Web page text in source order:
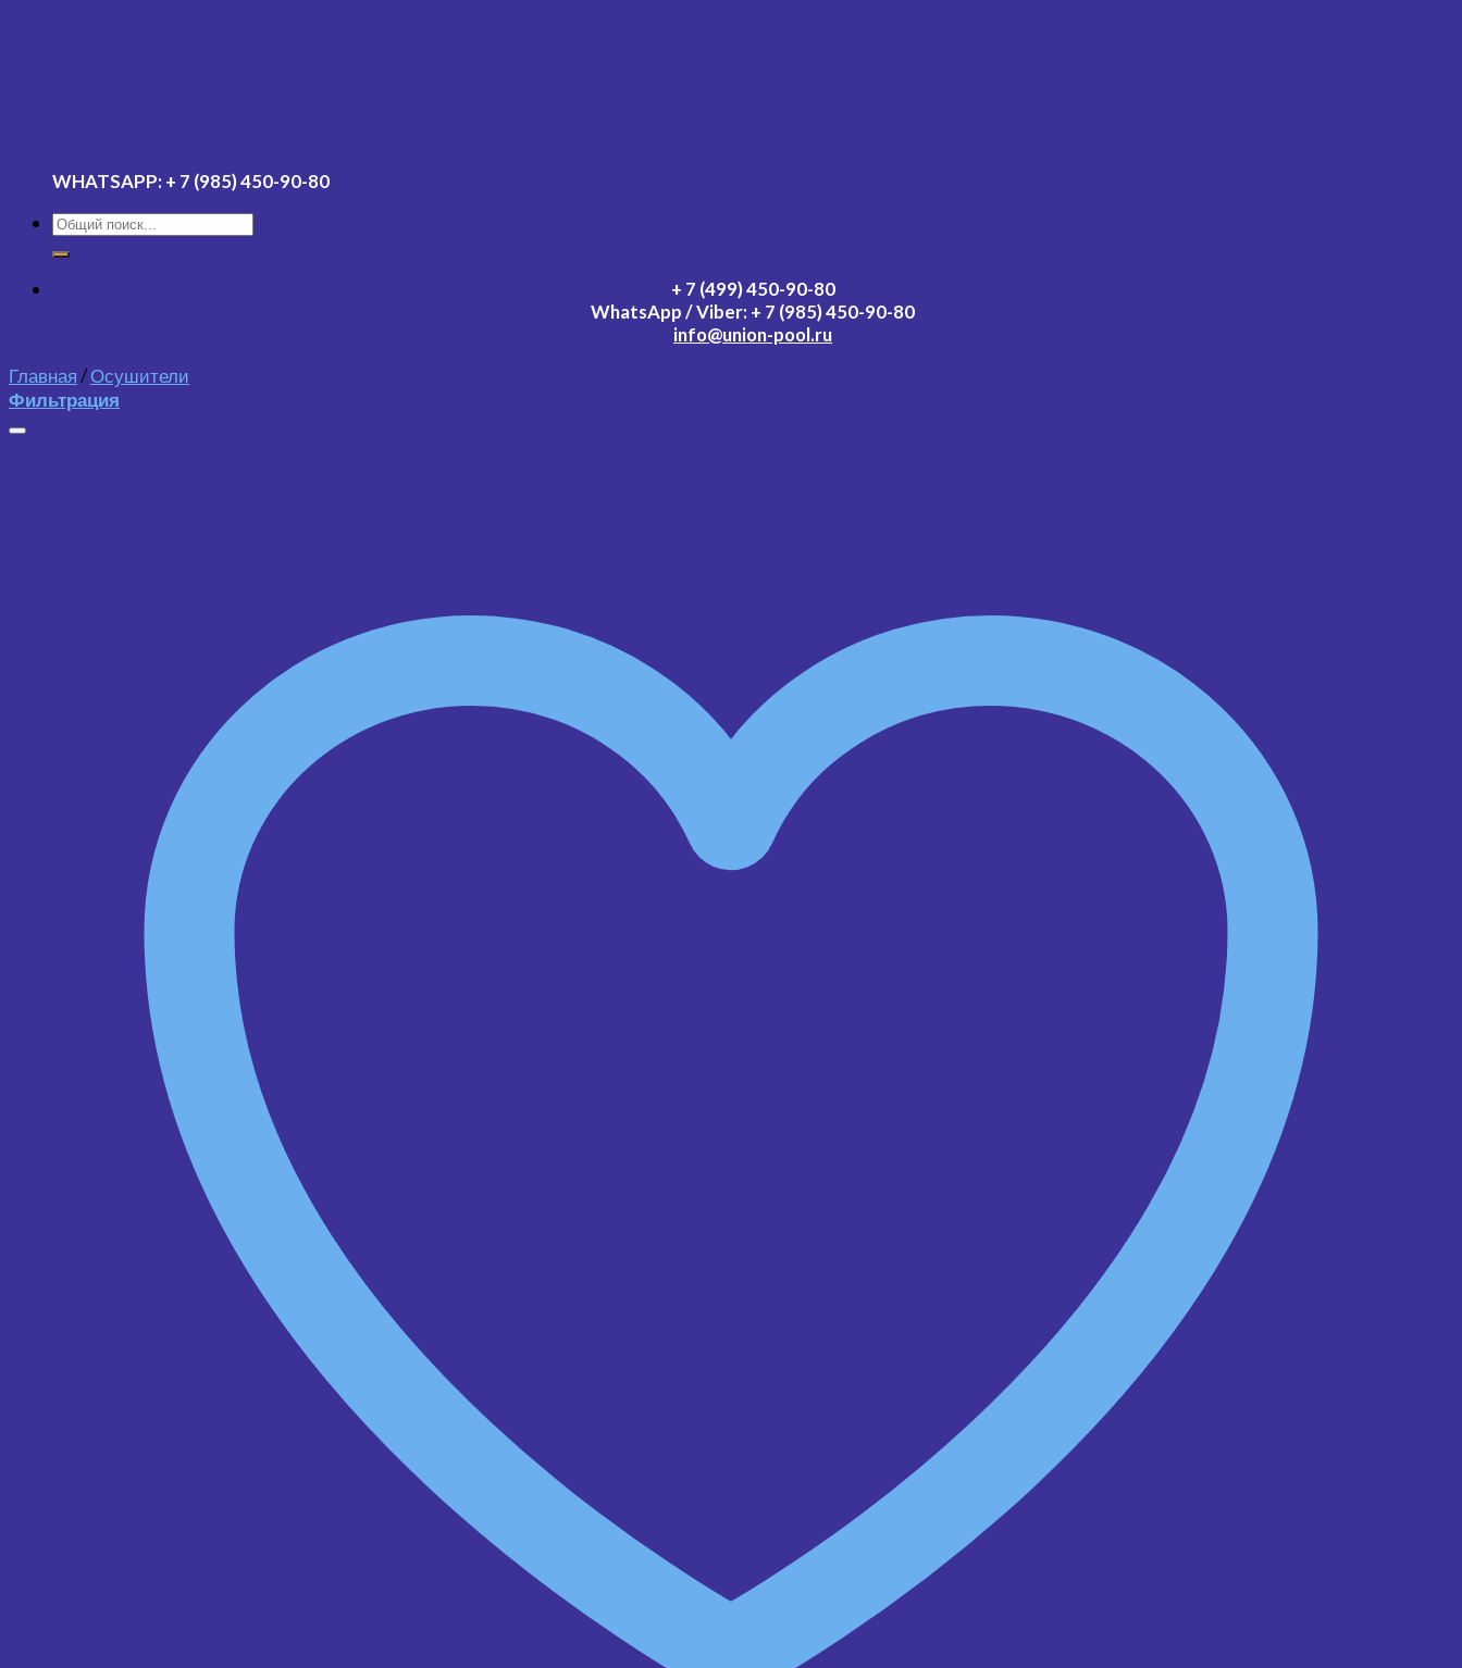
WHATSAPP: + 7 (985) 450-90-80
+ 7 (499) 450-90-80
WhatsApp / Viber: + 7 (985) 450-90-80
info@union-pool.ru
Главная/Осушители
Фильтрация